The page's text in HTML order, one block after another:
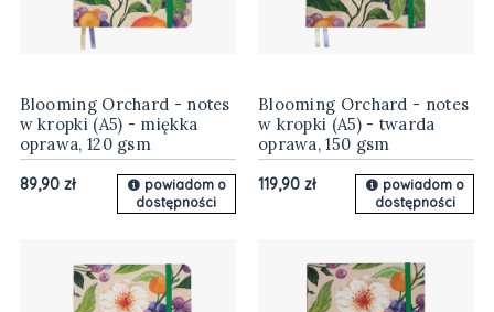
Blooming Orchard - notes
w kropki (A5) - miękka
oprawa, 120 gsm
89,90 zł
powiadom o
dostępności
Blooming Orchard - notes
w kropki (A5) - twarda
oprawa, 150 gsm
119,90 zł
powiadom o
dostępności